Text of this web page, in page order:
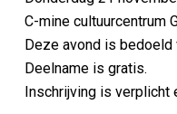
C-mine cultuurcentrum
Deze avond is
Deelname is gratis.
Inschrijving is verplicht